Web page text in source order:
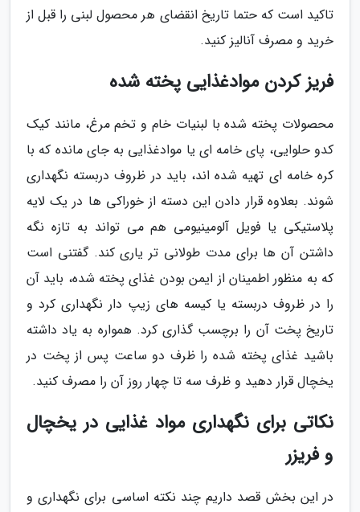
تاکید است که حتما تاریخ انقضای هر محصول لبنی را قبل از
خرید و مصرف آنالیز کنید.
فریز کردن موادغذایی پخته شده
محصولات پخته شده با لبنیات خام و تخم مرغ، مانند کیک
کدو حلوایی، پای خامه ای یا موادغذایی به جای مانده که با
کره خامه ای تهیه شده اند، باید در ظروف دربسته نگهداری
شوند. بعلاوه قرار دادن این دسته از خوراکی ها در یک لایه
پلاستیکی یا فویل آلومینیومی هم می تواند به تازه نگه
داشتن آن ها برای مدت طولانی تر یاری کند. گفتنی است
که به منظور اطمینان از ایمن بودن غذای پخته شده، باید آن
را در ظروف دربسته یا کیسه های زیپ دار نگهداری کرد و
تاریخ پخت آن را برچسب گذاری کرد. همواره به یاد داشته
باشید غذای پخته شده را ظرف دو ساعت پس از پخت در
یخچال قرار دهید و ظرف سه تا چهار روز آن را مصرف کنید.
نکاتی برای نگهداری مواد غذایی در یخچال
و فریزر
در این بخش قصد داریم چند نکته اساسی برای نگهداری و